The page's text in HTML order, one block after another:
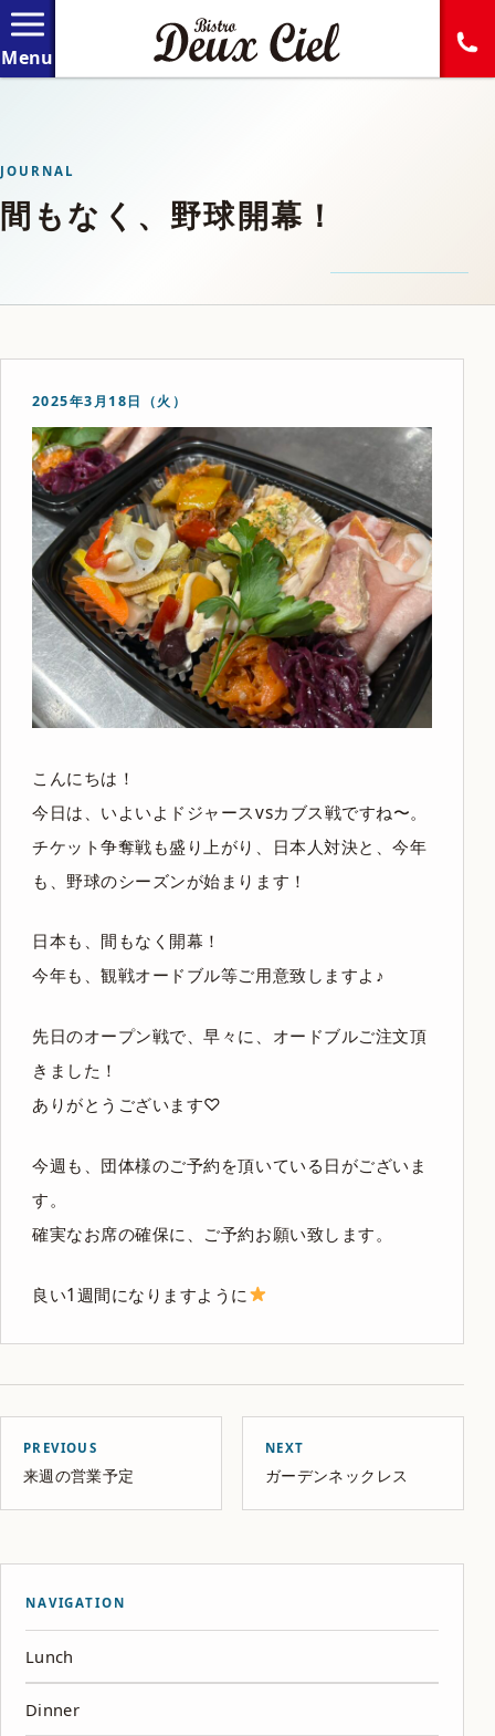
JOURNAL
間もなく、野球開幕！
2025年3月18日（火）
こんにちは！
今日は、いよいよドジャースvsカブス戦ですね〜。
チケット争奪戦も盛り上がり、日本人対決と、今年
も、野球のシーズンが始まります！
日本も、間もなく開幕！
今年も、観戦オードブル等ご用意致しますよ♪
先日のオープン戦で、早々に、オードブルご注文頂
きました！
ありがとうございます♡
今週も、団体様のご予約を頂いている日がございま
す。
確実なお席の確保に、ご予約お願い致します。
良い1週間になりますように
PREVIOUS
来週の営業予定
NEXT
ガーデンネックレス
NAVIGATION
Lunch
Dinner